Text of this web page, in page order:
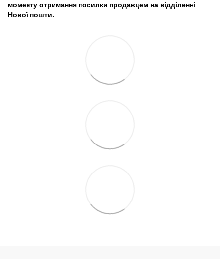
моменту отримання посилки продавцем на відділенні
Нової пошти.